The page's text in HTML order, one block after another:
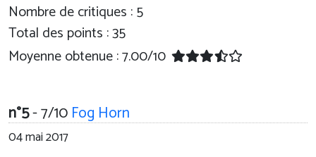
Nombre de critiques :5
Total des points : 35
Moyenne obtenue :7.00/10
n°5- 7/10Fog Horn
04 mai 2017